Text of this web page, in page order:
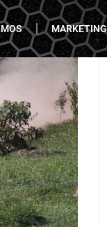
MARKETING